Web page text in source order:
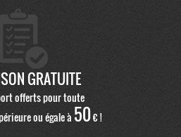
GRATUITE
offerts pour toute
ou égale à 50€ !